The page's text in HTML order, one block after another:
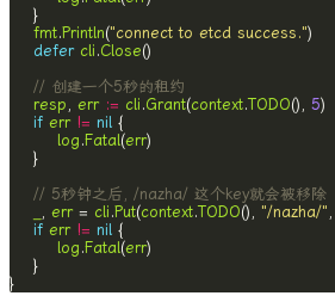
fmt.Println("connect to etcd success."
defer cli .Close
// 创建一个5秒的租约
resp
err := cli .Grant(context.TODO(), 5
if err != nil
log .Fatal(err
// 5秒钟之后, /nazha/ 这个key就会被移除
err = cli .Put(context.TODO(), "/nazha/"
if err != nil
log .Fatal(err
}